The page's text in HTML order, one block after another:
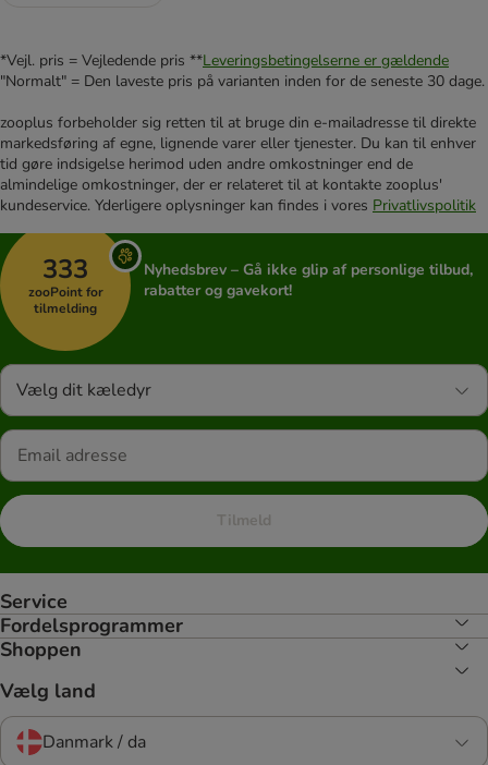
*Vejl. pris = Vejledende pris **Leveringsbetingelserne er gældende
"Normalt" = Den laveste pris på varianten inden for de seneste 30 dage.
zooplus forbeholder sig retten til at bruge din e-mailadresse til direkte
markedsføring af egne, lignende varer eller tjenester. Du kan til enhver
tid gøre indsigelse herimod uden andre omkostninger end de
almindelige omkostninger, der er relateret til at kontakte zooplus'
kundeservice. Yderligere oplysninger kan findes i vores Privatlivspolitik
333
zooPoint for
tilmelding
Nyhedsbrev – Gå ikke glip af personlige tilbud,
rabatter og gavekort!
Vælg dit kæledyr
Tilmeld
Service
Fordelsprogrammer
Shoppen
Vælg land
Danmark / da